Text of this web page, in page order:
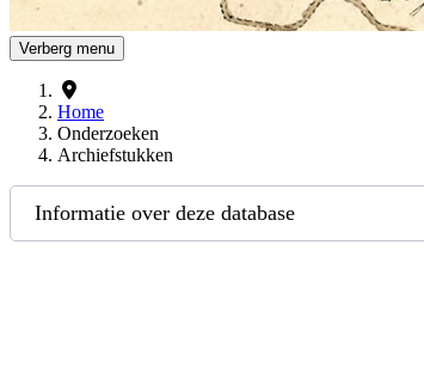
Verberg menu
Home
Onderzoeken
Archiefstukken
Informatie over deze database